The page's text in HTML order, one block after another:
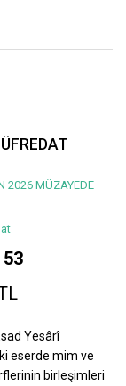
2026 MÜZAYEDE
Yesârî
eserde mim ve
birleşimleri